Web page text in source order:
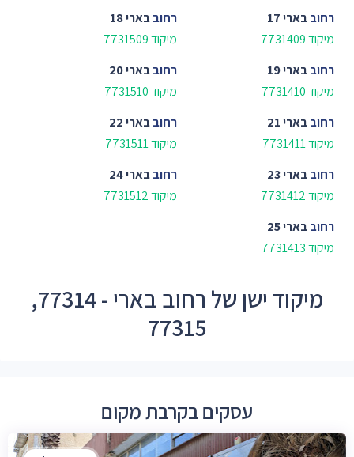
רחובבארי 17
מיקוד 7731409
רחובבארי 18
מיקוד 7731509
רחובבארי 19
מיקוד 7731410
רחובבארי 20
מיקוד 7731510
רחובבארי 21
מיקוד 7731411
רחובבארי 22
מיקוד 7731511
רחובבארי 23
מיקוד 7731412
רחובבארי 24
מיקוד 7731512
רחובבארי 25
מיקוד 7731413
מיקוד ישן של רחוב בארי - 77314,
77315
עסקים בקרבת מקום